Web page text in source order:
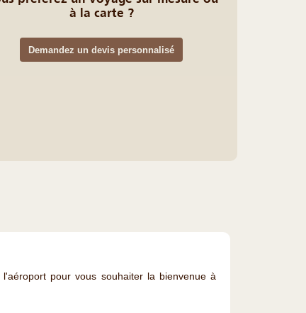
à la carte ?
Demandez un devis personnalisé
pour vous souhaiter la bienvenue à